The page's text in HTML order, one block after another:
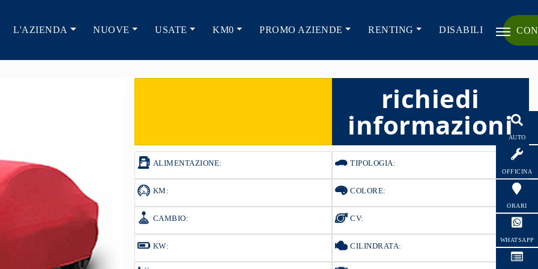
L'AZIENDA NUOVE USATE KM0 PROMO AZIENDE RENTING DISABILI
AUTO
OFFICINA
ORARI
WHATSAPP
richiedi
informazioni
ALIMENTAZIONE: TIPOLOGIA:
KM: COLORE:
CAMBIO: CV:
KW: CILINDRATA: